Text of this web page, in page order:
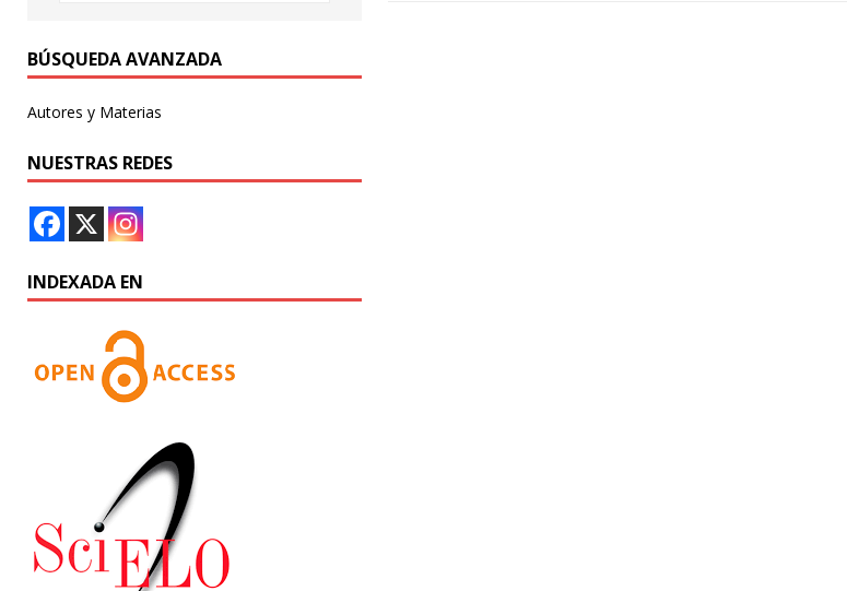
BÚSQUEDA AVANZADA
Autores y Materias
NUESTRAS REDES
INDEXADA EN